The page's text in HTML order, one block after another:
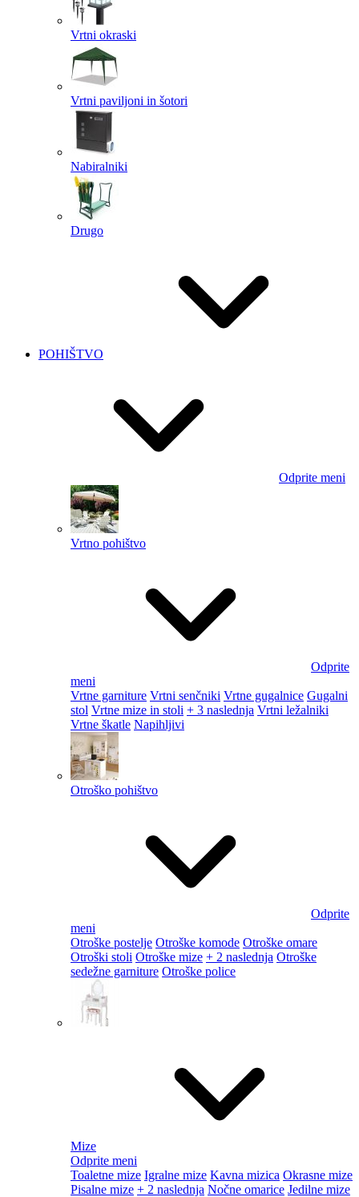
Vrtni okraski
Vrtni paviljoni in šotori
Nabiralniki
Drugo
POHIŠTVO
Odprite meni
Vrtno pohištvo
Odprite
meni
Vrtne garniture Vrtni senčniki Vrtne gugalnice Gugalni
stol Vrtne mize in stoli + 3 naslednja Vrtni ležalniki
Vrtne škatle Napihljivi
Otroško pohištvo
Odprite
meni
Otroške postelje Otroške komode Otroške omare
Otroški stoli Otroške mize + 2 naslednja Otroške
sedežne garniture Otroške police
Mize
Odprite meni
Toaletne mize Igralne mize Kavna mizica Okrasne mize
Pisalne mize + 2 naslednja Nočne omarice Jedilne mize